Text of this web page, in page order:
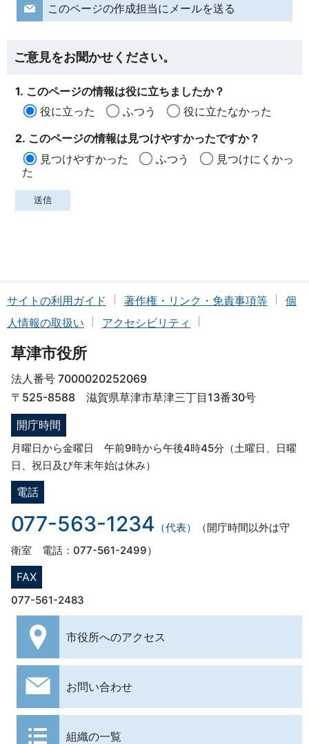
このページの作成担当にメールを送る
ご意見をお聞かせください。
1. このページの情報は役に立ちましたか？
役に立った
ふつう
役に立たなかった
2. このページの情報は見つけやすかったですか？
見つけやすかった
ふつう
見つけにくかっ
た
サイトの利用ガイド 著作権・リンク・免責事項等
個
人情報の取扱い
アクセシビリティ
草津市役所
法人番号 7000020252069
〒525-8588 滋賀県草津市草津三丁目13番30号
開庁時間
月曜日から金曜日 午前9時から午後4時45分（土曜日、日曜
日、祝日及び年末年始は休み）
電話
077-563-1234 （代表）
（開庁時間以外は守
衛室 電話：077-561-2499）
FAX
077-561-2483
市役所へのアクセス
お問い合わせ
組織の一覧